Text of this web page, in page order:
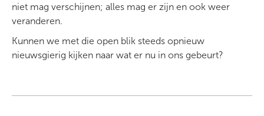
niet mag verschijnen; alles mag er zijn en ook weer
veranderen.
Kunnen we met die open blik steeds opnieuw
nieuwsgierig kijken naar wat er nu in ons gebeurt?